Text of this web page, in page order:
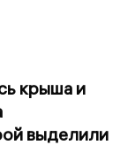
крыша и
выделили